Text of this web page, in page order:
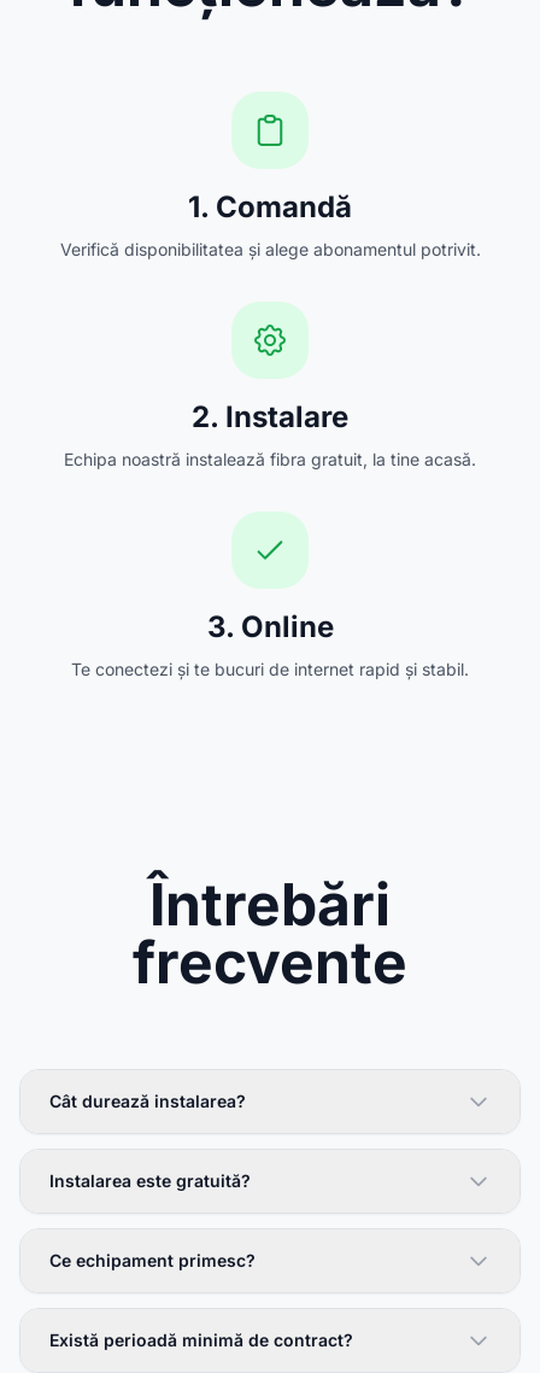
1. Comandă
Verifică disponibilitatea și alege abonamentul potrivit.
2. Instalare
Echipa noastră instalează fibra gratuit, la tine acasă.
3. Online
Te conectezi și te bucuri de internet rapid și stabil.
Întrebări
frecvente
Cât durează instalarea?
Instalarea este gratuită?
Ce echipament primesc?
Există perioadă minimă de contract?